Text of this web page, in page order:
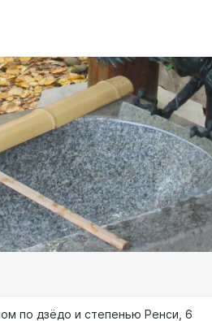
по дзёдо и степенью Ренси, 6